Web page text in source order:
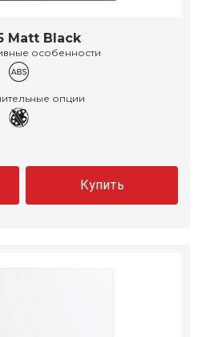
Matt Black
особенности
опции
Купить